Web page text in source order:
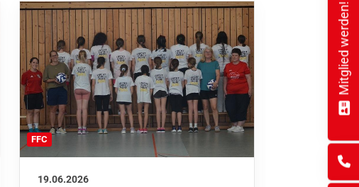
FFC
19.06.2026 01.06.2026
Mitglied werden!